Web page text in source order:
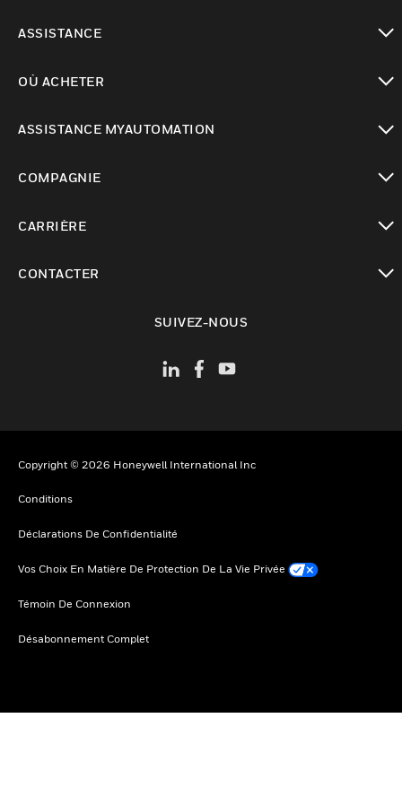
ASSISTANCE
OÙ ACHETER
ASSISTANCE MYAUTOMATION
COMPAGNIE
CARRIÈRE
CONTACTER
SUIVEZ-NOUS
Copyright © 2026 Honeywell International Inc
Conditions
Déclarations De Confidentialité
Vos Choix En Matière De Protection De La Vie Privée
Témoin De Connexion
Désabonnement Complet